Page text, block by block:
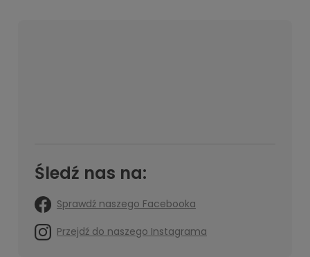
Śledź nas na:
Sprawdź naszego Facebooka
Przejdź do naszego Instagrama